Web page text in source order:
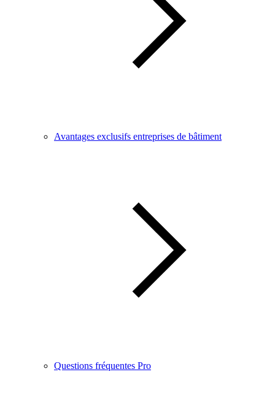
Avantages exclusifs entreprises de bâtiment
Questions fréquentes Pro